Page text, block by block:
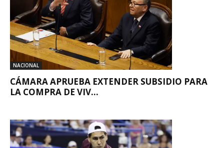
NACIONAL
CÁMARA APRUEBA EXTENDER SUBSIDIO PARA
LA COMPRA DE VIV...